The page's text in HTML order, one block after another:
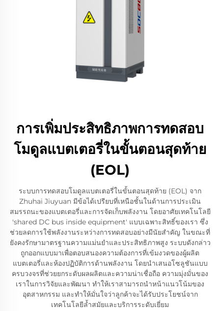
การเพิ่มประสิทธิภาพการทดสอบ
โมดูลแบตเตอรี่ในขั้นตอนสุดท้าย
(EOL)
ระบบการทดสอบโมดูลแบตเตอรี่ในขั้นตอนสุดท้าย (EOL) จาก
Zhuhai Jiuyuan มีข้อได้เปรียบที่เหนือชั้นในด้านการประเมิน
สมรรถนะของแบตเตอรี่และการจัดเก็บพลังงาน โดยอาศัยเทคโนโลยี
'shared DC bus inside equipment' แบบเฉพาะสิทธิ์ของเรา ซึ่ง
ช่วยลดการใช้พลังงานระหว่างการทดสอบอย่างมีนัยสำคัญ ในขณะที่
ยังคงรักษามาตรฐานความแม่นยำและประสิทธิภาพสูง ระบบดังกล่าว
ถูกออกแบบมาเพื่อตอบสนองความต้องการที่เข้มงวดของผู้ผลิต
แบตเตอรี่และห้องปฏิบัติการด้านพลังงาน โดยนำเสนอโซลูชันแบบ
ครบวงจรที่ช่วยยกระดับผลผลิตและความน่าเชื่อถือ ความมุ่งมั่นของ
เราในการวิจัยและพัฒนา ทำให้เราสามารถนำหน้าแนวโน้มของ
อุตสาหกรรม และทำให้มั่นใจว่าลูกค้าจะได้รับประโยชน์จาก
เทคโนโลยีล้ำสมัยและบริการระดับเยี่ยม